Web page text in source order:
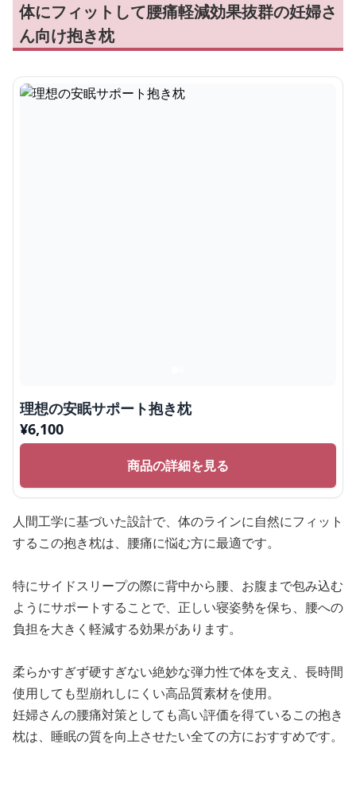
体にフィットして腰痛軽減効果抜群の妊婦さ
ん向け抱き枕
理想の安眠サポート抱き枕
¥6,100
商品の詳細を見る
人間工学に基づいた設計で、体のラインに自然にフィット
するこの抱き枕は、腰痛に悩む方に最適です。
特にサイドスリープの際に背中から腰、お腹まで包み込む
ようにサポートすることで、正しい寝姿勢を保ち、腰への
負担を大きく軽減する効果があります。
柔らかすぎず硬すぎない絶妙な弾力性で体を支え、長時間
使用しても型崩れしにくい高品質素材を使用。
妊婦さんの腰痛対策としても高い評価を得ているこの抱き
枕は、睡眠の質を向上させたい全ての方におすすめです。